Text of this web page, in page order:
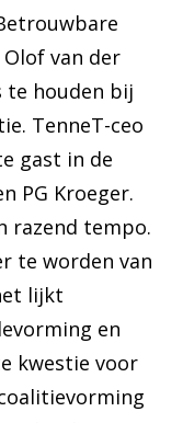
van der
te houden bij
TenneT-ceo
gast in de
PG Kroeger.
razend tempo.
te worden van
lijkt
en
kwestie voor